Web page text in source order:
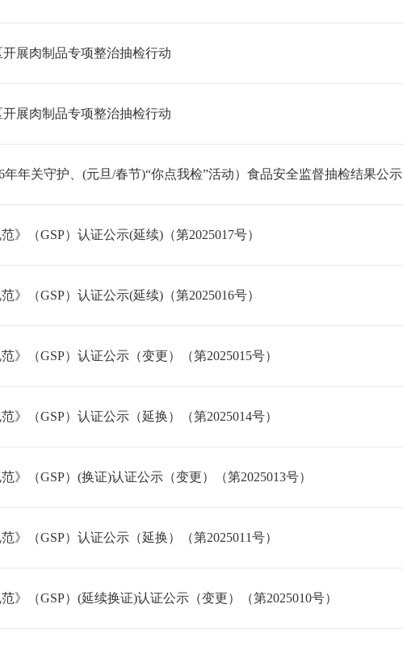
展肉制品专项整治抽检行动
展肉制品专项整治抽检行动
年关守护、(元旦/春节)“你点我检”活动）食品安全监督抽检结果公示
（GSP）认证公示(延续)（第2025017号）
（GSP）认证公示(延续)（第2025016号）
（GSP）认证公示（变更）（第2025015号）
（GSP）认证公示（延换）（第2025014号）
（GSP）(换证)认证公示（变更）（第2025013号）
（GSP）认证公示（延换）（第2025011号）
（GSP）(延续换证)认证公示（变更）（第2025010号）